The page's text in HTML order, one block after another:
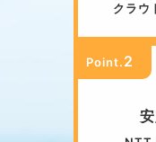
クラウ
Point.2